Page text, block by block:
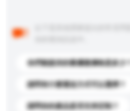
你們能提供的最優惠價格是多少？
請問有什麼運送方式可以選擇？
請問你的產品是否支持定制？